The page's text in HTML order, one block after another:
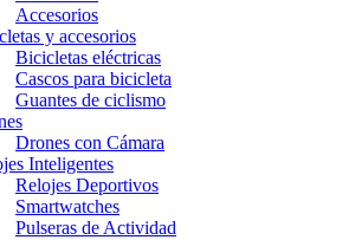
Accesorios
y accesorios
Bicicletas eléctricas
Cascos para bicicleta
Guantes de ciclismo
Drones con Cámara
Inteligentes
Relojes Deportivos
Smartwatches
Pulseras de Actividad